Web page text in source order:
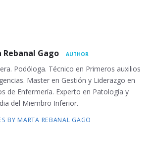
Gago AUTHOR
Podóloga. Técnico en Primeros auxilios
Master en Gestión y Liderazgo en
de Enfermería. Experto en Patología y
del Miembro Inferior.
BY MARTA REBANAL GAGO